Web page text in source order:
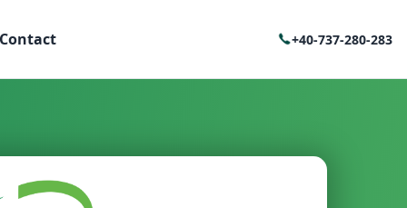
Contact +40-737-280-283